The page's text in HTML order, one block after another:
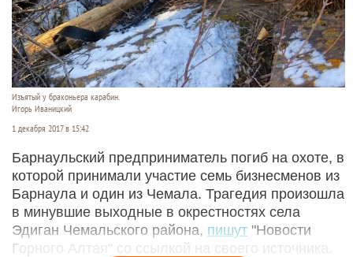
Изъятый у браконьера карабин.
Игорь Иваницкий
1 декабря 2017 в 15:42
Барнаульский предприниматель погиб на охоте, в
которой принимали участие семь бизнесменов из
Барнаула и один из Чемала. Трагедия произошла
в минувшие выходные в окрестностях села
Эдиган Чемальского района, пишут "Новости
Горного Алтая" со ссылкой на своего источника.